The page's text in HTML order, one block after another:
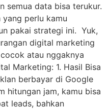
semua data bisa terukur.
perlu kamu
pakai strategi ini. Yuk,
digital marketing
atau nggaknya
Marketing: 1. Hasil Bisa
berbayar di Google
hitungan jam, kamu bisa
leads, bahkan